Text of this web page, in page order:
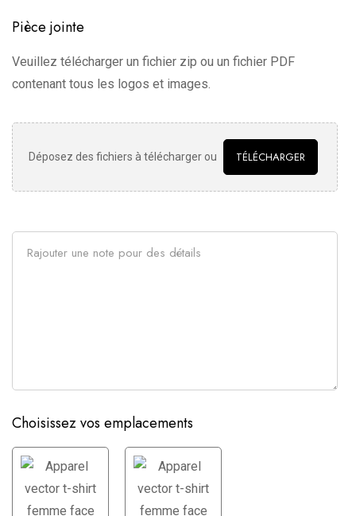
Pièce jointe
Veuillez télécharger un fichier zip ou un fichier PDF
contenant tous les logos et images.
Déposez des fichiers à télécharger ou TÉLÉCHARGER
Choisissez vos emplacements